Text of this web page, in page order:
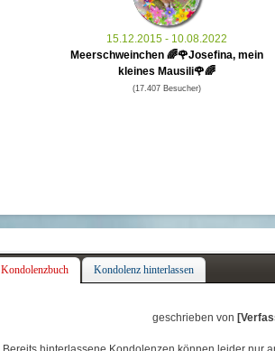
15.12.2015 - 10.08.2022
Meerschweinchen 🌈🌹Josefina, mein
kleines Mausili🌹🌈
(17.407 Besucher)
Kondolenzbuch Kondolenz hinterlassen
geschrieben von